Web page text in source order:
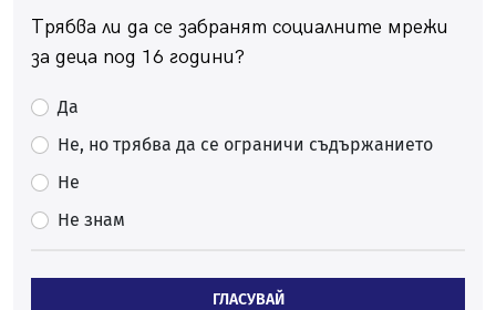
Трябва ли да се забранят социалните мрежи
за деца под 16 години?
Да
Не, но трябва да се ограничи съдържанието
Не
Не знам
ГЛАСУВАЙ